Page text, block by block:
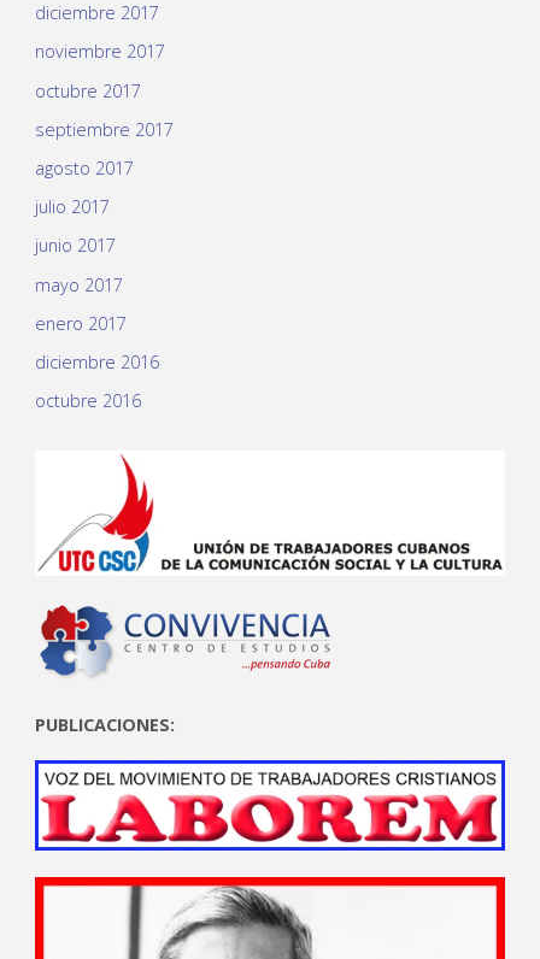
diciembre 2017
noviembre 2017
octubre 2017
septiembre 2017
agosto 2017
julio 2017
junio 2017
mayo 2017
enero 2017
diciembre 2016
octubre 2016
PUBLICACIONES: